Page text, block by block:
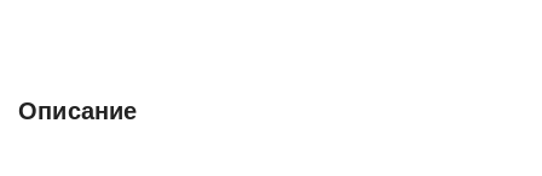
Описание